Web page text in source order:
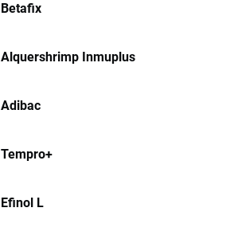
Betafix
Alquershrimp Inmuplus
Adibac
Tempro+
Efinol L